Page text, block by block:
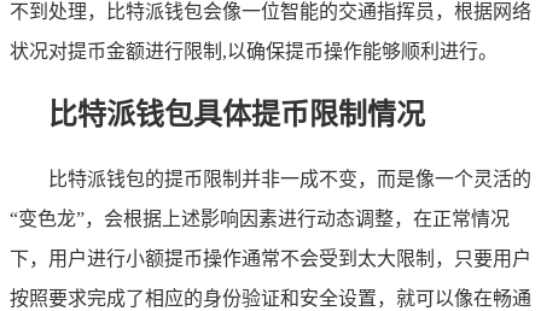
不到处理，比特派钱包会像一位智能的交通指挥员，根据网络
状况对提币金额进行限制,以确保提币操作能够顺利进行。
比特派钱包具体提币限制情况
比特派钱包的提币限制并非一成不变，而是像一个灵活的
“变色龙”，会根据上述影响因素进行动态调整，在正常情况
下，用户进行小额提币操作通常不会受到太大限制，只要用户
按照要求完成了相应的身份验证和安全设置，就可以像在畅通